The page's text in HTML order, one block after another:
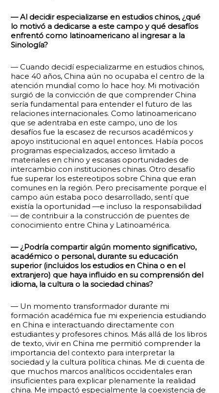
— Al decidir especializarse en estudios chinos, ¿qué
lo motivó a dedicarse a este campo y qué desafíos
enfrentó como latinoamericano al ingresar a la
Sinología?
— Cuando decidí especializarme en estudios chinos,
hace 40 años, China aún no ocupaba el centro de la
atención mundial como lo hace hoy. Mi motivación
surgió de la convicción de que comprender China
sería fundamental para entender el futuro de las
relaciones internacionales. Como latinoamericano
que se adentraba en este campo, uno de los
desafíos fue la escasez de recursos académicos y
apoyo institucional en aquel entonces. Había pocos
programas especializados, acceso limitado a
materiales en chino y escasas oportunidades de
intercambio con instituciones chinas. Otro desafío
fue superar los estereotipos sobre China que eran
comunes en la región. Pero precisamente porque el
campo aún estaba poco desarrollado, sentí que
existía la oportunidad —e incluso la responsabilidad
— de contribuir a la construcción de puentes de
conocimiento entre China y Latinoamérica.
— ¿Podría compartir algún momento significativo,
académico o personal, durante su educación
superior (incluidos los estudios en China o en el
extranjero) que haya influido en su comprensión del
idioma, la cultura o la sociedad chinas?
— Un momento transformador durante mi
formación académica fue mi experiencia estudiando
en China e interactuando directamente con
estudiantes y profesores chinos. Más allá de los libros
de texto, vivir en China me permitió comprender la
importancia del contexto para interpretar la
sociedad y la cultura política chinas. Me di cuenta de
que muchos marcos analíticos occidentales eran
insuficientes para explicar plenamente la realidad
china. Me impactó especialmente la coexistencia de